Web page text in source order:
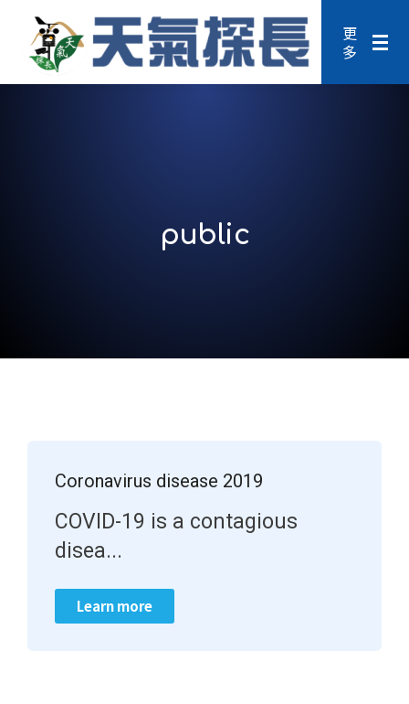
更
多
public
Coronavirus disease 2019
COVID-19 is a contagious
disea...
Learn more